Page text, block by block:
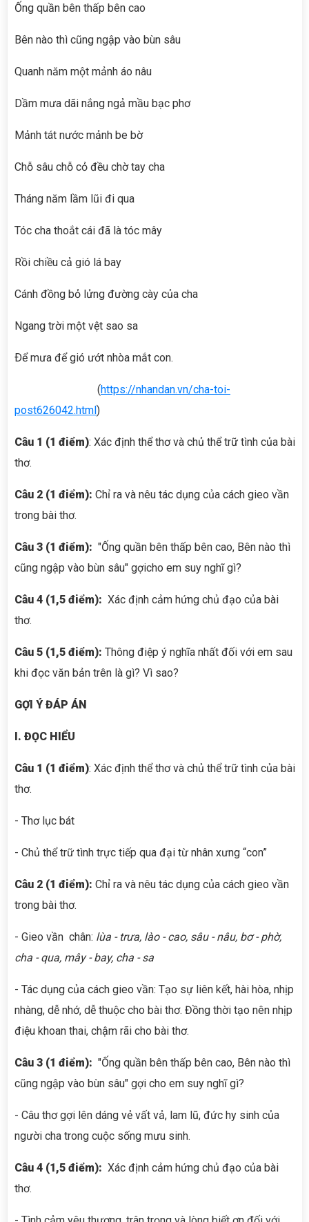
Ống quần bên thấp bên cao
Bên nào thì cũng ngập vào bùn sâu
Quanh năm một mảnh áo nâu
Dầm mưa dãi nắng ngả mầu bạc phơ
Mảnh tát nước mảnh be bờ
Chỗ sâu chỗ cỏ đều chờ tay cha
Tháng năm lầm lũi đi qua
Tóc cha thoắt cái đã là tóc mây
Rồi chiều cả gió lá bay
Cánh đồng bỏ lửng đường cày của cha
Ngang trời một vệt sao sa
Ðể mưa để gió ướt nhòa mắt con.
(https://nhandan.vn/cha-toi-
post626042.html)
Câu 1 (1 điểm): Xác định thể thơ và chủ thể trữ tình của bài
thơ.
Câu 2 (1 điểm): Chỉ ra và nêu tác dụng của cách gieo vần
trong bài thơ.
Câu 3 (1 điểm): "Ống quần bên thấp bên cao, Bên nào thì
cũng ngập vào bùn sâu" gợicho em suy nghĩ gì?
Câu 4 (1,5 điểm): Xác định cảm hứng chủ đạo của bài
thơ.
Câu 5 (1,5 điểm): Thông điệp ý nghĩa nhất đối với em sau
khi đọc văn bản trên là gì? Vì sao?
GỢI Ý ĐÁP ÁN
I. ĐỌC HIỂU
Câu 1 (1 điểm): Xác định thể thơ và chủ thể trữ tình của bài
thơ.
- Thơ lục bát
- Chủ thể trữ tình trực tiếp qua đại từ nhân xưng “con”
Câu 2 (1 điểm): Chỉ ra và nêu tác dụng của cách gieo vần
trong bài thơ.
- Gieo vần chân: lùa - trưa, lào - cao, sâu - nâu, bơ - phờ,
cha - qua, mây - bay, cha - sa
- Tác dụng của cách gieo vần: Tạo sự liên kết, hài hòa, nhịp
nhàng, dễ nhớ, dễ thuộc cho bài thơ. Đồng thời tạo nên nhịp
điệu khoan thai, chậm rãi cho bài thơ.
Câu 3 (1 điểm): "Ống quần bên thấp bên cao, Bên nào thì
cũng ngập vào bùn sâu" gợi cho em suy nghĩ gì?
- Câu thơ gợi lên dáng vẻ vất vả, lam lũ, đức hy sinh của
người cha trong cuộc sống mưu sinh.
Câu 4 (1,5 điểm): Xác định cảm hứng chủ đạo của bài
thơ.